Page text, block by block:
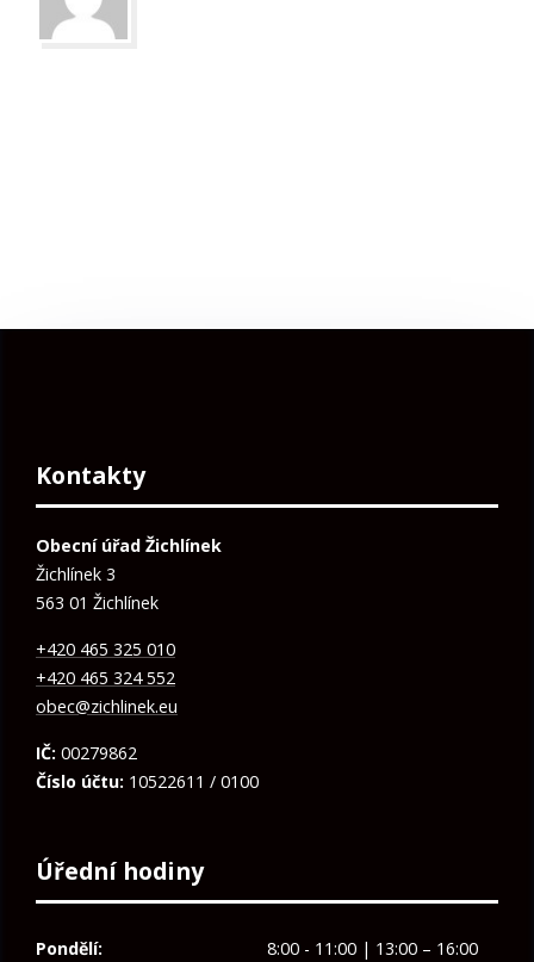
Kontakty
Obecní úřad Žichlínek
Žichlínek 3
563 01 Žichlínek
+420 465 325 010
+420 465 324 552
obec@zichlinek.eu
IČ: 00279862
Číslo účtu: 10522611 / 0100
Úřední hodiny
Pondělí:
8:00 - 11:00 | 13:00 – 16:00